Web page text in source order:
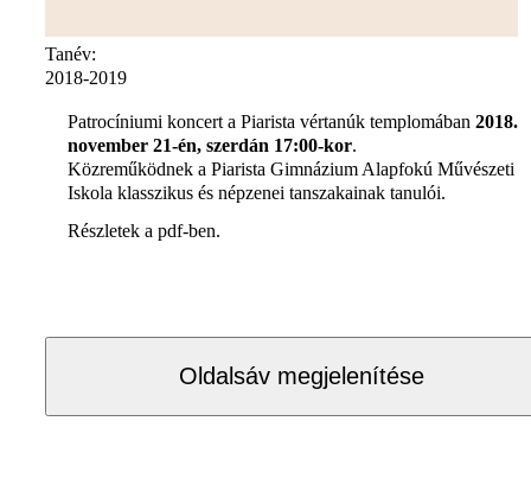
Tanév:
2018-2019
Patrocíniumi koncert a Piarista vértanúk templomában 2018.
november 21-én, szerdán 17:00-kor.
Közreműködnek a Piarista Gimnázium Alapfokú Művészeti
Iskola klasszikus és népzenei tanszakainak tanulói.
Részletek a pdf-ben.
Oldalsáv megjelenítése